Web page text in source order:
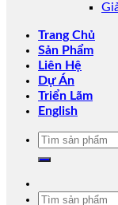
Trang Chủ
Sản Phẩm
Liên Hệ
Dự Án
Triển Lãm
English
Tìm
Tìm